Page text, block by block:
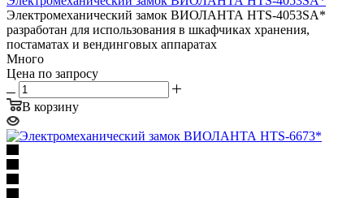
Электромеханический замок ВИОЛАНТА HTS-4053SA*
разработан для использования в шкафчиках хранения,
постаматах и вендинговых аппаратах
Много
Цена по запросу
В корзину